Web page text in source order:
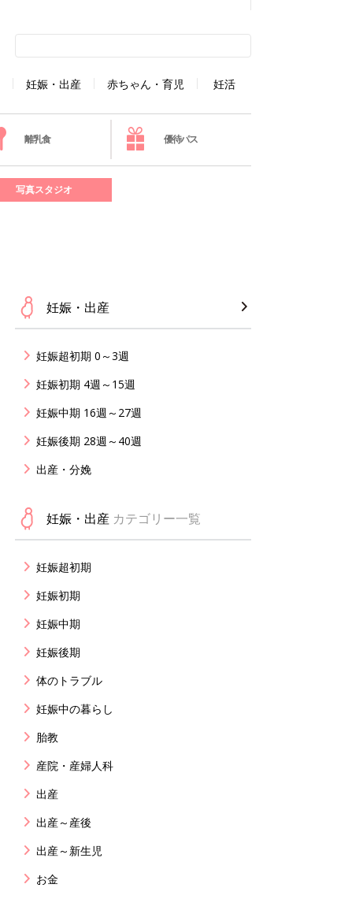
妊娠・出産 赤ちゃん・育児 妊活
離乳食 優待パス
写真スタジオ
妊娠・出産
妊娠超初期 0～3週
妊娠初期 4週～15週
妊娠中期 16週～27週
妊娠後期 28週～40週
出産・分娩
妊娠・出産 カテゴリー一覧
妊娠超初期
妊娠初期
妊娠中期
妊娠後期
体のトラブル
妊娠中の暮らし
胎教
産院・産婦人科
出産
出産～産後
出産～新生児
お金